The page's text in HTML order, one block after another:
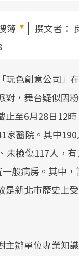
簿 撰文者：
玩色創意公司」
對，舞台疑似因
止至6月28日12
家醫院。其中
未檢傷117人，
般病房。其中
是新北市歷史上
主辦單位專業知